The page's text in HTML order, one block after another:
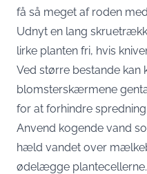
få så meget af roden
Udnyt en lang
lirke planten fri, hvis
Ved større bestande kan
blomsterskærmene
for at forhindre
Anvend kogende vand
hæld vandet over
ødelægge plantecellerne.